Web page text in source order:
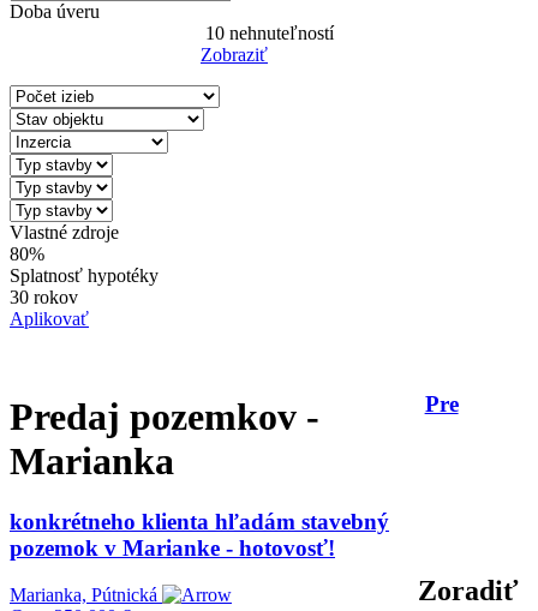
Doba úveru
10nehnuteľností
Zobraziť
Vlastné zdroje
80%
Splatnosť hypotéky
30 rokov
Aplikovať
Predaj pozemkov -
Marianka
Zoradiť
Pre
konkrétneho klienta hľadám stavebný
pozemok v Marianke - hotovosť!
Marianka, Pútnická